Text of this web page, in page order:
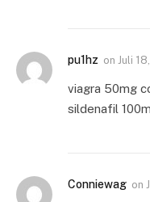
pu1hz on Juli
viagra 50mg
sildenafil
Conniewag on